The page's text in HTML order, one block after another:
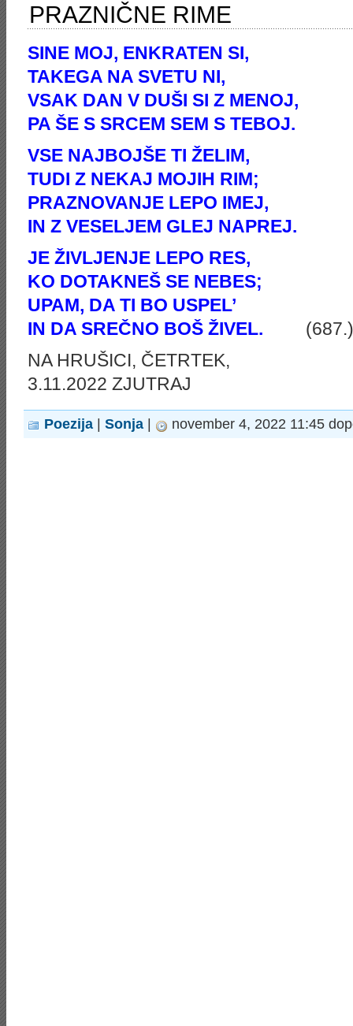
PRAZNIČNE RIME
SINE MOJ, ENKRATEN SI,
TAKEGA NA SVETU NI,
VSAK DAN V DUŠI SI Z MENOJ,
PA ŠE S SRCEM SEM S TEBOJ.
VSE NAJBOJŠE TI ŽELIM,
TUDI Z NEKAJ MOJIH RIM;
PRAZNOVANJE LEPO IMEJ,
IN Z VESELJEM GLEJ NAPREJ.
JE ŽIVLJENJE LEPO RES,
KO DOTAKNEŠ SE NEBES;
UPAM, DA TI BO USPEL’
IN DA SREČNO BOŠ ŽIVEL.
(687.)
NA HRUŠICI, ČETRTEK,
3.11.2022 ZJUTRAJ
Poezija Sonja november 4, 2022 11:45